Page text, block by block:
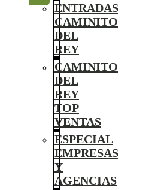
ENTRADAS
CAMINITO
DEL
REY
CAMINITO
DEL
REY
TOP
VENTAS
ESPECIAL
EMPRESAS
Y
AGENCIAS